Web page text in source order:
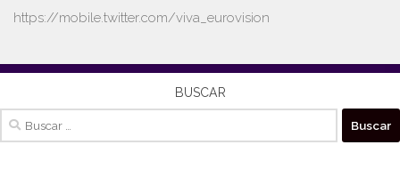
https://mobile.twitter.com/viva_eurovision
BUSCAR